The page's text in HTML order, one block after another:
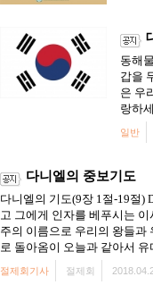
동해
갑을
은 우
랑하
일반
다니엘의 중보기도
다니엘의 기도(9장 1절-19절)
고 그에게 인자를 베푸시는
주의 이름으로 우리의 왕들과
로 돌아옴이 오늘과 같아서 유
절제회기사 절제회